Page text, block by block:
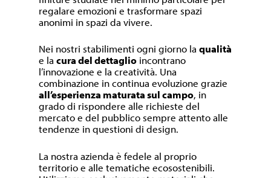
regalare emozioni e trasformare spazi
anonimi in spazi da vivere.
Nei nostri stabilimenti ogni giorno laqualità
e lacura del dettaglio incontrano
l’innovazione e la creatività. Una
combinazione in continua evoluzione grazie
all’esperienza maturata sul campo, in
grado di rispondere alle richieste del
mercato e del pubblico sempre attento alle
tendenze in questioni di design.
La nostra azienda è fedele al proprio
territorio e alle tematiche ecosostenibili.